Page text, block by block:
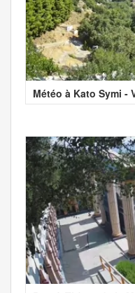
Météo à Kato Symi -